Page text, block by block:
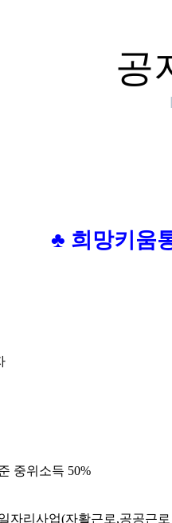
공
♣ 희망키움
중위소득 50%
자리사업(자활근로,공공근